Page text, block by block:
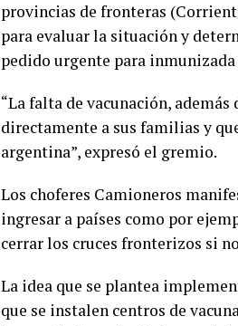
provincias de fronteras
para evaluar la situación y
pedido urgente para inmunizada
“La falta de vacunación,
directamente a sus familias y
argentina”, expresó el gremio.
Los choferes Camioneros
ingresar a países como por
cerrar los cruces fronterizos si
La idea que se plantea
que se instalen centros de